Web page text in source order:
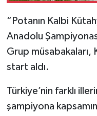
“Potanın Kalbi
Anadolu
Grup müsabakaları,
start aldı.
Türkiye’nin farklı
şampiyona
Genel
Gündem
Hisarcık
İlçeler